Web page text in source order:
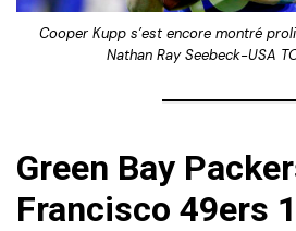
Cooper Kupp s’est encore montré
Nathan Ray Seebeck-USA
Green Bay
Francisco 49ers